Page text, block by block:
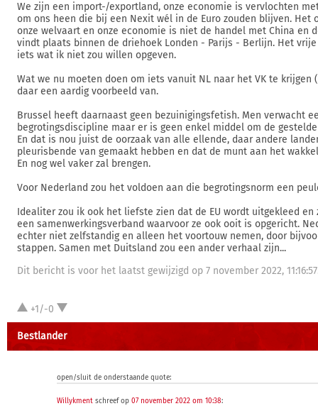
We zijn een import-/exportland, onze economie is vervlochten
om ons heen die bij een Nexit wél in de Euro zouden blijven. Het
onze welvaart en onze economie is niet de handel met China en
vindt plaats binnen de driehoek Londen - Parijs - Berlijn. Het
iets wat ik niet zou willen opgeven.
Wat we nu moeten doen om iets vanuit NL naar het VK te krijgen
daar een aardig voorbeeld van.
Brussel heeft daarnaast geen bezuinigingsfetish. Men verwacht
begrotingsdiscipline maar er is geen enkel middel om de
En dat is nou juist de oorzaak van alle ellende, daar andere
pleurisbende van gemaakt hebben en dat de munt aan het
En nog wel vaker zal brengen.
Voor Nederland zou het voldoen aan die begrotingsnorm een
Idealiter zou ik ook het liefste zien dat de EU wordt uitgekleed
een samenwerkingsverband waarvoor ze ook ooit is opgericht.
echter niet zelfstandig en alleen het voortouw nemen, door
stappen. Samen met Duitsland zou een ander verhaal zijn...
Dit bericht is voor het laatst gewijzigd op 7 november 2022,
+1/-0
Bestlander
open/sluit de onderstaande quote:
Willykment schreef op 07 november 2022 om 10:38: